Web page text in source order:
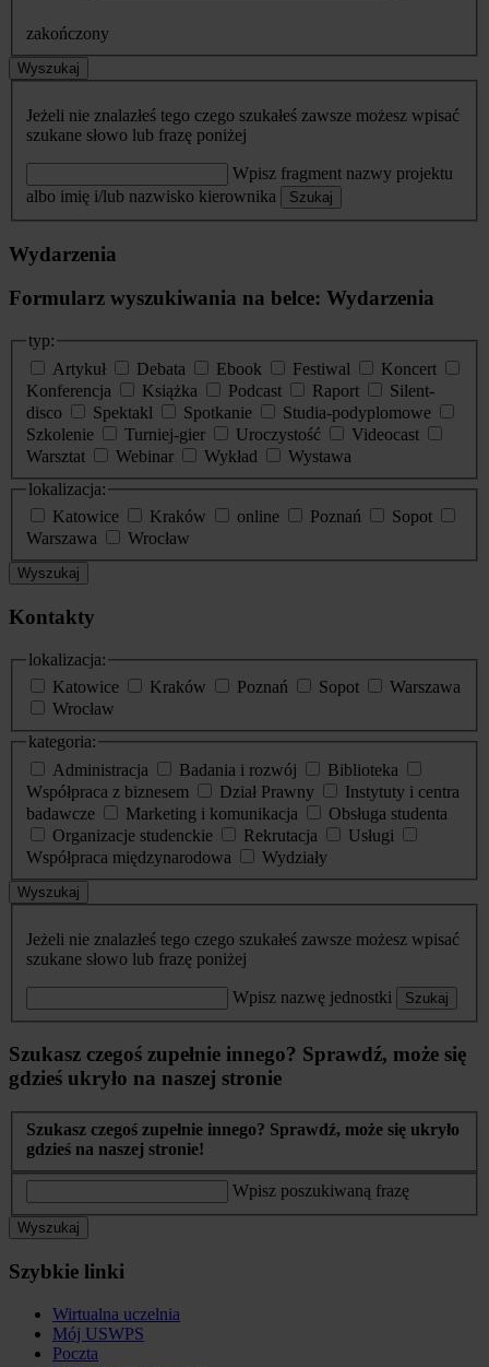
zakończony
Wyszukaj
Jeżeli nie znalazłeś tego czego szukałeś zawsze możesz wpisać
szukane słowo lub frazę poniżej
Wpisz fragment nazwy projektu
albo imię i/lub nazwisko kierownika
Szukaj
Wydarzenia
Formularz wyszukiwania na belce: Wydarzenia
typ:
Artykuł
Debata Ebook Festiwal
Koncert
Konferencja
Książka Podcast Raport
Silent-
disco
Spektakl Spotkanie
Studia-podyplomowe
Szkolenie
Turniej-gier Uroczystość
Videocast
Warsztat
Webinar Wykład
Wystawa
lokalizacja:
Katowice
Kraków online Poznań
Sopot
Warszawa
Wrocław
Wyszukaj
Kontakty
lokalizacja:
Katowice
Kraków Poznań Sopot
Warszawa
Wrocław
kategoria:
Administracja
Badania i rozwój
Biblioteka
Współpraca z biznesem
Dział Prawny
Instytuty i centra
badawcze
Marketing i komunikacja
Obsługa studenta
Organizacje studenckie
Rekrutacja
Usługi
Współpraca międzynarodowa
Wydziały
Wyszukaj
Jeżeli nie znalazłeś tego czego szukałeś zawsze możesz wpisać
szukane słowo lub frazę poniżej
Wpisz nazwę jednostki Szukaj
Szukasz czegoś zupełnie innego? Sprawdź, może się
gdzieś ukryło na naszej stronie
Szukasz czegoś zupełnie innego? Sprawdź, może się ukryło
gdzieś na naszej stronie!
Wpisz poszukiwaną frazę
Wyszukaj
Szybkie linki
Wirtualna uczelnia
Mój USWPS
Poczta